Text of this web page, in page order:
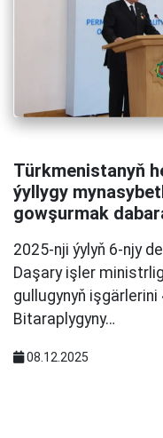
Türkmenistanyň
ýyllygy
gowşurmak
2025-nji ýylyň 6-njy
Daşary işler
gullugynyň
Bitaraplygyny…
08.12.2025